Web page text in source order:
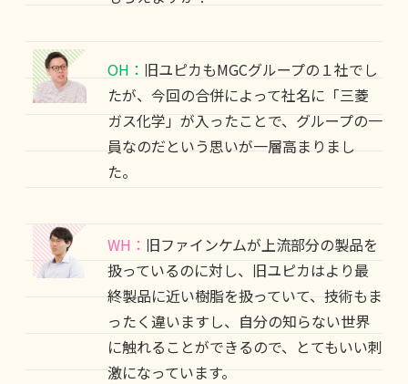
OH： 旧ユピカもMGCグループの１社でし
たが、今回の合併によって社名に「三菱
ガス化学」が入ったことで、グループの一
員なのだという思いが一層高まりまし
た。
WH： 旧ファインケムが上流部分の製品を
扱っているのに対し、旧ユピカはより最
終製品に近い樹脂を扱っていて、技術もま
ったく違いますし、自分の知らない世界
に触れることができるので、とてもいい刺
激になっています。